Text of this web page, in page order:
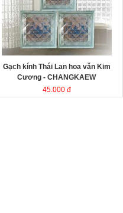
kính Thái Lan
Kích thước
Đóng gói
Gạch kính Thái Lan hoa văn Kim
Cương - CHANGKAEW
45.000 đ